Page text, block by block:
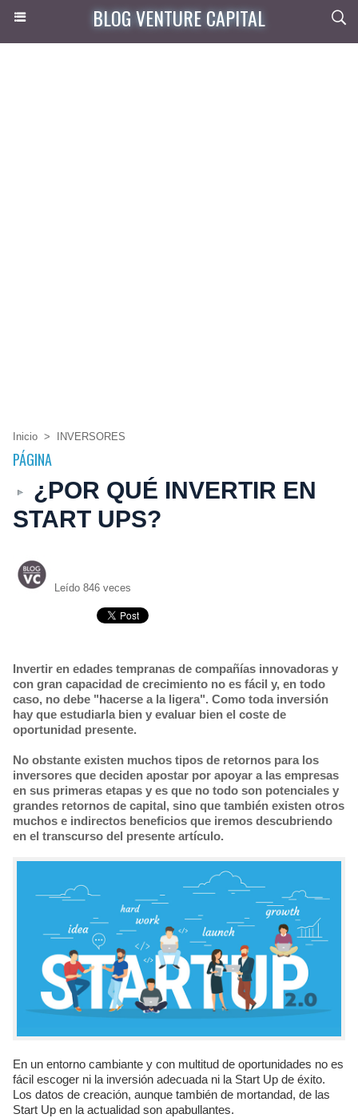
BLOG VENTURE CAPITAL
Inicio > INVERSORES
PÁGINA
¿POR QUÉ INVERTIR EN
START UPS?
Leído 846 veces
Invertir en edades tempranas de compañías innovadoras y
con gran capacidad de crecimiento no es fácil y, en todo
caso, no debe "hacerse a la ligera". Como toda inversión
hay que estudiarla bien y evaluar bien el coste de
oportunidad presente.
No obstante existen muchos tipos de retornos para los
inversores que deciden apostar por apoyar a las empresas
en sus primeras etapas y es que no todo son potenciales y
grandes retornos de capital, sino que también existen otros
muchos e indirectos beneficios que iremos descubriendo
en el transcurso del presente artículo.
En un entorno cambiante y con multitud de oportunidades no es
fácil escoger ni la inversión adecuada ni la Start Up de éxito.
Los datos de creación, aunque también de mortandad, de las
Start Up en la actualidad son apabullantes.